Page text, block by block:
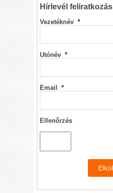
Hírlevél feliratkozás
Vezetéknév *
Utónév *
Email *
Ellenőrzés